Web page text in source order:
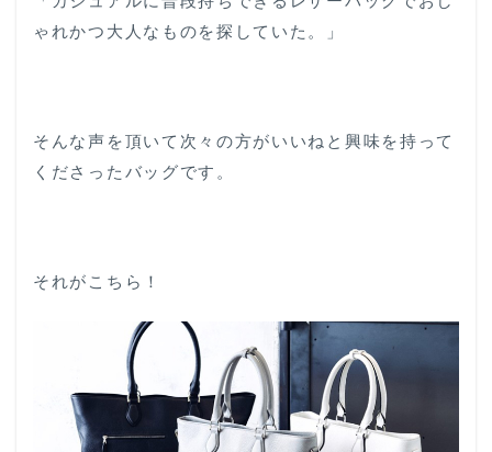
ゃれかつ大人なものを探していた。」
そんな声を頂いて次々の方がいいねと興味を持って
くださったバッグです。
それがこちら！